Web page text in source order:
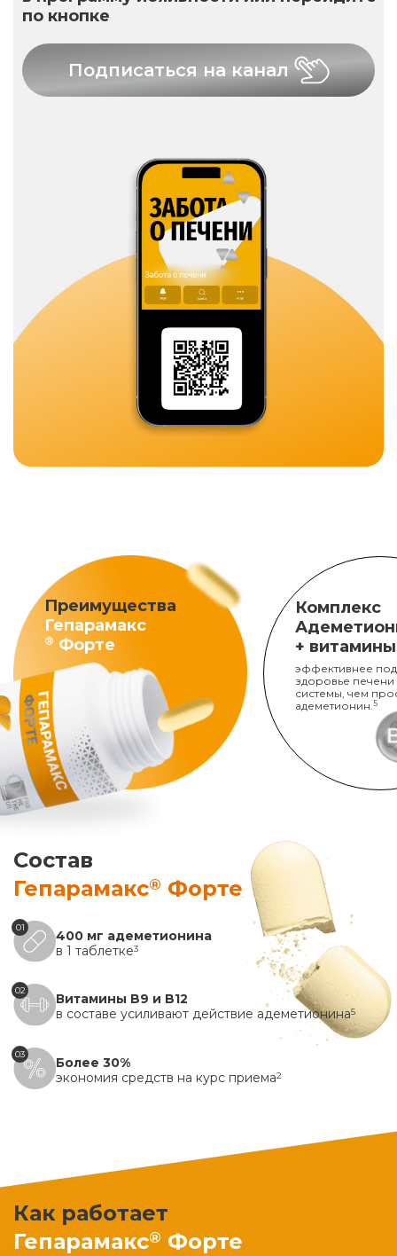
по кнопке
Подписаться на канал
Преимущества
Гепарамакс
® Форте
Комплекс
+
эффективнее
здоровье печени
системы, чем
адеметионин. 5
Состав
Гепарамакс® Форте
01
400 мг адеметионина
в 1 таблетке3
02
Витамины B9 и B12
в составе усиливают действие адеметионина5
03
Более 30%
экономия средств на курс приема2
Как работает
Гепарамакс® Форте